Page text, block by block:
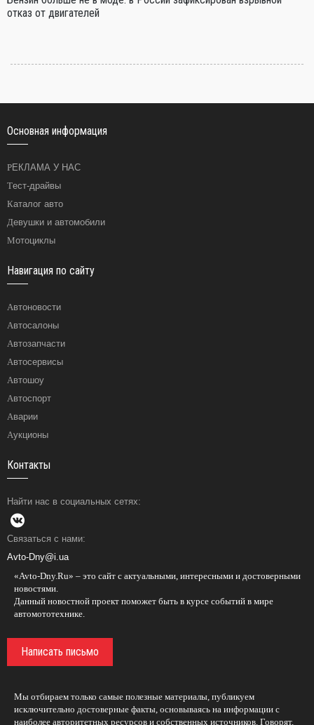
отказ от двигателей
Основная информация
РЕКЛАМА У НАС
Тест-драйвы
Каталог авто
Девушки и автомобили
Мотоциклы
Навигация по сайту
Автоновости
Автосалоны
Автозапчасти
Автосервисы
Автошоу
Автоспорт
Аварии
Аукционы
Контакты
Найти нас в социальных сетях:
Связаться с нами:
Avto-Dny@i.ua
«Avto-Dny.Ru» – это сайт с актуальными, интересными и достоверными
новостями.
Данный новостной проект поможет быть в курсе событий в мире
автомототехнике.
Написать письмо
Мы отбираем только самые полезные материалы, публикуем
исключительно достоверные факты, основываясь на информации с
наиболее авторитетных ресурсов и собственных источников. Говорят,